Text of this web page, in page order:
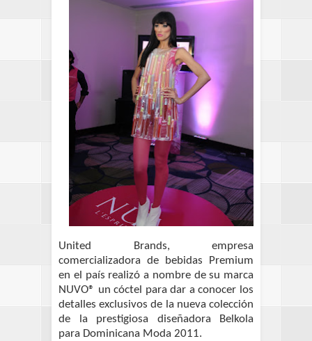
United Brands, empresa
comercializadora de bebidas Premium
en el país realizó a nombre de su marca
NUVO® un cóctel para dar a conocer los
detalles exclusivos de la nueva colección
de la prestigiosa diseñadora Belkola
para Dominicana Moda 2011.